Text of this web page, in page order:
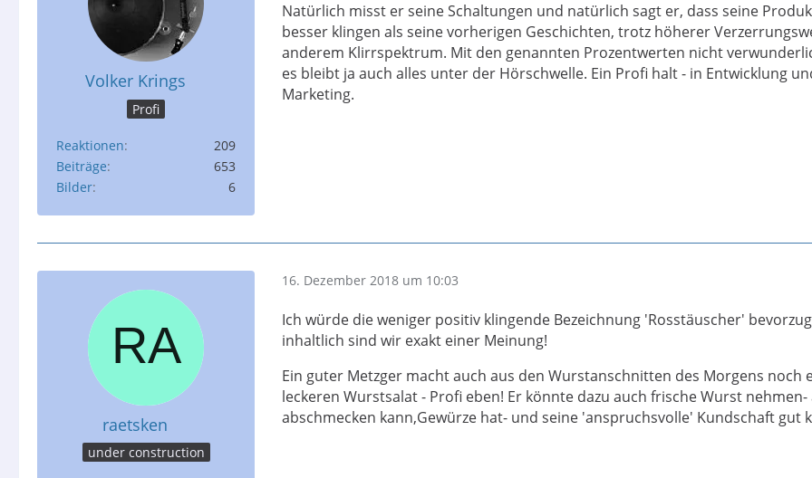
Volker Krings
Profi
Reaktionen
209
Beiträge
653
Bilder
6
Natürlich misst er seine Schaltungen und natürlich sagt er, dass seine
besser klingen als seine vorherigen Geschichten, trotz höherer
anderem Klirrspektrum. Mit den genannten Prozentwerten nicht
es bleibt ja auch alles unter der Hörschwelle. Ein Profi halt - in Entwicklung
Marketing.
raetsken
under construction
16. Dezember 2018 um 10:03
Ich würde die weniger positiv klingende Bezeichnung 'Rosstäuscher'
inhaltlich sind wir exakt einer Meinung!
Ein guter Metzger macht auch aus den Wurstanschnitten des Morgens noch
leckeren Wurstsalat - Profi eben! Er könnte dazu auch frische Wurst
abschmecken kann,Gewürze hat- und seine 'anspruchsvolle' Kundschaft gut